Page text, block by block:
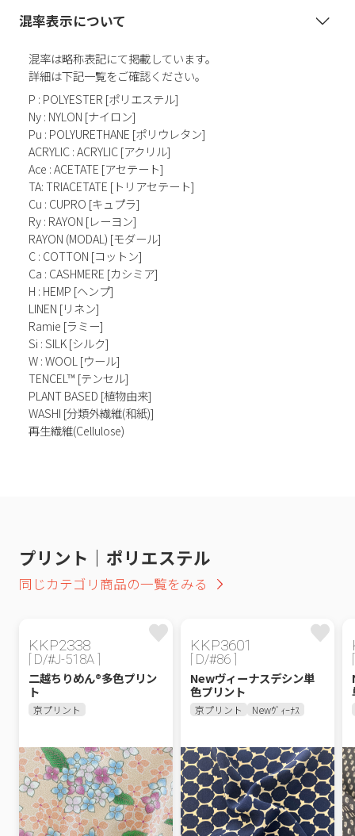
混率表示について
混率は略称表記にて掲載しています。
詳細は下記一覧をご確認ください。
P : POLYESTER [ポリエステル]
Ny : NYLON [ナイロン]
Pu : POLYURETHANE [ポリウレタン]
ACRYLIC : ACRYLIC [アクリル]
Ace : ACETATE [アセテート]
TA: TRIACETATE [トリアセテート]
Cu : CUPRO [キュプラ]
Ry : RAYON [レーヨン]
RAYON (MODAL) [モダール]
C : COTTON [コットン]
Ca : CASHMERE [カシミア]
H : HEMP [ヘンプ]
LINEN [リネン]
Ramie [ラミー]
Si : SILK [シルク]
W : WOOL [ウール]
TENCEL™ [テンセル]
PLANT BASED [植物由来]
WASHI [分類外繊維(和紙)]
再生繊維(Cellulose)
プリント｜ポリエステル
同じカテゴリ商品の一覧をみる
KKP2338
[ D/#J-518A ]
二越ちりめん®多色プリン
ト
京プリント
KKP3601
[ D/#86 ]
Newヴィーナスデシン単
色プリント
京プリント Newｳﾞｨｰﾅｽ